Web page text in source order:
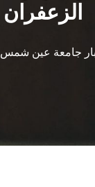
الزعفران
جامعة عين شمس